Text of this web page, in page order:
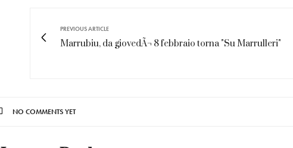
PREVIOUS ARTICLE
Marrubiu, da giovedÃ¬ 8 febbraio torna "Su Marrulleri"
NO COMMENTS YET